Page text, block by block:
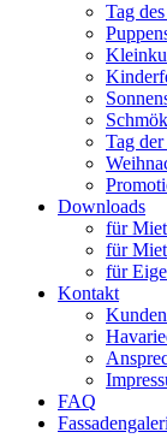
Tag
Tag
Downloads
für
für
für
Kontakt
FAQ